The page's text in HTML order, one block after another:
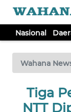
Nasional
Wahana
Tiga
NTT
TV
Tutup
NASIONAL